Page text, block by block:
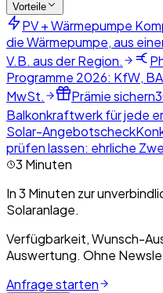
Vorteile
PV + Wärmepumpe
die Wärmepumpe, aus
V.B. aus der Region.
Programme 2026: KfW,
MwSt.
Prämie sichern
Balkonkraftwerk für jede
Solar-Angebotscheck
prüfen lassen: ehrliche
3 Minuten
In 3 Minuten zur
Solaranlage.
Verfügbarkeit, Wunsch-
Auswertung. Ohne
Anfrage starten